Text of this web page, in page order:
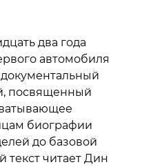
два года
автомобиля
посвященный
биографии
до базовой
текст читает Дин